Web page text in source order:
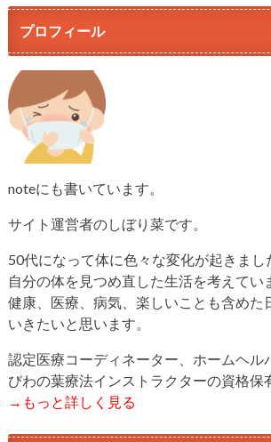
プロフィール
noteにも書いています。
サイト運営者のしぼり菜です。
50代になって体に色々な変化が起きまし
自分の体を見つめ直した生活を考えてい
健康、医療、病気、楽しいことも含めた
いきたいと思います。
認定医療コーディネーター、ホームヘル
びわの葉療法インストラクターの資格保
→もっと詳しく見る